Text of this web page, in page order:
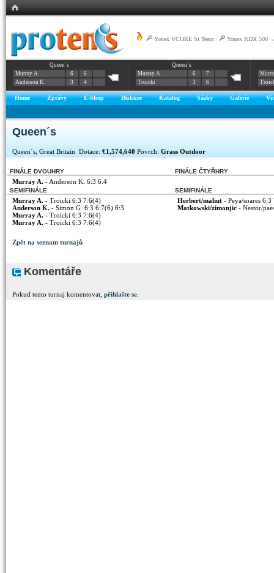
Yonex VCORE Si Team Yonex RDX 500
Queen´s
Murray A.
6
6
Anderson K.
3 4
Queen´s
Murray A.
6
7
Troicki
3 6
Home Zprávy E-Shop Diskuze Katalog Sázky Galerie
Queen´s
Queen´s, Great Britain Dotace: €1,574,640 Povrch: Grass Outdoor
FINÁLE DVOUHRY
Murray A. - Anderson K. 6:3 6:4
FINÁLE ČTYŘHRY
SEMIFINÁLE
Murray A. - Troicki 6:3 7:6(4)
Anderson K. - Simon G. 6:3 6:7(6) 6:3
Murray A. - Troicki 6:3 7:6(4)
Murray A. - Troicki 6:3 7:6(4)
SEMIFINÁLE
Herbert/mahut - Peya/soares
Matkowski/zimonjic - Nestor/
Zpět na seznam turnajů
Komentáře
Pokud tento turnaj komentovat, přihlašte se